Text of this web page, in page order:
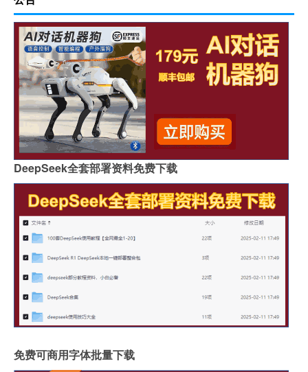
DeepSeek全套部署资料免费下载
免费可商用字体批量下载